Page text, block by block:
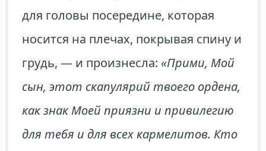
для головы посередине, которая
носится на плечах, покрывая спину и
грудь, — и произнесла: «Прими, Мой
сын, этот скапулярий твоего ордена,
как знак Моей приязни и привилегию
для тебя и для всех кармелитов. Кто